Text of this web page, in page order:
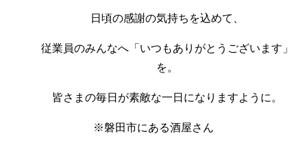
日頃の感謝の気持ちを込めて、
従業員のみんなへ「いつもありがとうございます」
を。
皆さまの毎日が素敵な一日になりますように。
※磐田市にある酒屋さん